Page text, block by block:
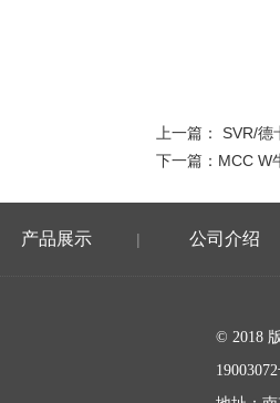
上一篇： SVR/德
下一篇： MCC W
产品展示 | 公司介绍
© 2018